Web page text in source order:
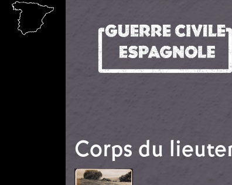
Aller au contenu principal
Corps du
Image